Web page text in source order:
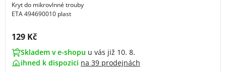
Kryt do mikrovlnné trouby
ETA 494690010 plast
Cena s DPH:
129 Kč
Skladem v e-shopu u vás již 10. 8.
ihned k dispozici na 39 prodejnách